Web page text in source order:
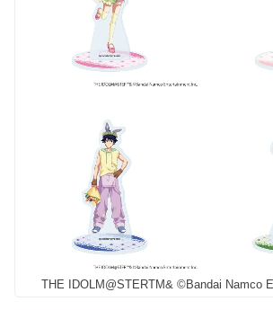
THE IDOLM@STERTM& ©Bandai Namco